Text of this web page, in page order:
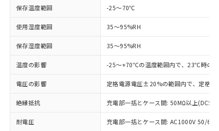
保存温度範囲 -25～70℃
使用湿度範囲 35～95%RH
保存湿度範囲 35～95%RH
温度の影響 -25～+70℃の温度範囲内で、23℃時の
電圧の影響 定格電源電圧±20%の範囲内で、定格
絶縁抵抗 充電部一括とケース間: 50MΩ以上
耐電圧 充電部一括とケース間: AC1000V 50/
以下の条件をお読みいただき、同意のうえ
ご利用ください。
商品の当社在庫状況および標準価格
(税抜)を提供させていただくもので
当社制御機器事業取扱商品の中には、
本サービスの対象外となる商品もある
ことをご了承ください。
在庫状況および標準価格照会結果は、
記載している更新日時点での社内デー
対応予定なし：EU RoHS指令（10物質）の
非含有に非対応の商品で、対応品を出す予
定はありません。
調査・確認中：EU RoHS指令（10物質）の
非含有の対応状況を調査中または確認中の
非該当品：ライセンス料など無形物で、有
害物質有無と関係のない商品です。
仕入先様の事情により、非含有部品として
いたものが、含有品と判明した場合などや
むを得ず変更することがあります。
※1 中国RoHS○×表
「○」：最大均質材料含有率が中国RoHSの
基準値以下であることを示します。
「×」：最大均質材料含有率が中国RoHSの
基準値を超えていることを示します。
「－」：未確認です。当社販売部門へお問
当社は、これら貴社製品のうち、外国
為替および外国貿易法に定める商品
（以下｢規制貨物等」という）を輸出